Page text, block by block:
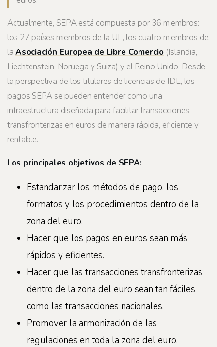
Actualmente, SEPA está compuesta por 36 miembros:
los 27 países miembros de la UE, los cuatro miembros de
la Asociación Europea de Libre Comercio (Islandia,
Liechtenstein, Noruega y Suiza) y el Reino Unido. Desde
la perspectiva de los titulares de licencias de IDE, los
pagos SEPA se pueden entender como una
infraestructura diseñada para facilitar transacciones
transfronterizas en euros de manera rápida, eficiente y
rentable.
Los principales objetivos de SEPA:
Estandarizar los métodos de pago, los
formatos y los procedimientos dentro de la
zona del euro.
Hacer que los pagos en euros sean más
rápidos y eficientes.
Hacer que las transacciones transfronterizas
dentro de la zona del euro sean tan fáciles
como las transacciones nacionales.
Promover la armonización de las
regulaciones en toda la zona del euro.